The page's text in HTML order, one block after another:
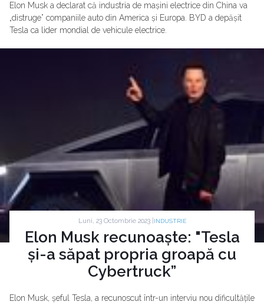
Elon Musk a declarat că industria de mașini electrice din China va
„distruge” companiile auto din America și Europa. BYD a depășit
Tesla ca lider mondial de vehicule electrice.
Luni, 23 Octombrie 2023 | INDUSTRIE
Elon Musk recunoaște: "Tesla
și-a săpat propria groapă cu
Cybertruck”
Elon Musk, șeful Tesla, a recunoscut într-un interviu nou dificultățile